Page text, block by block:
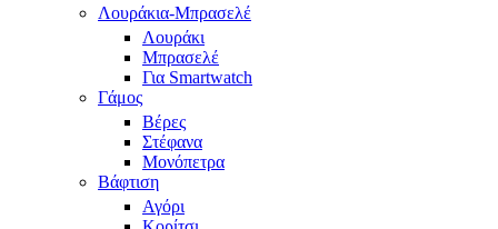
Λουράκια-Μπρασελέ
Λουράκι
Μπρασελέ
Για Smartwatch
Γάμος
Βέρες
Στέφανα
Μονόπετρα
Βάφτιση
Αγόρι